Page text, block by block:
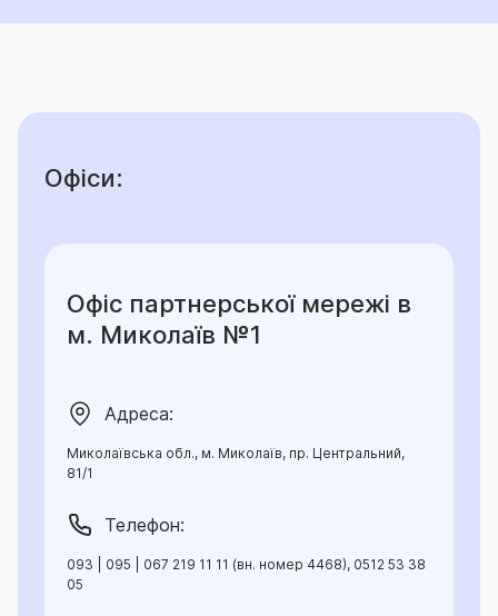
Офіси:
Офіс партнерської мережі в
м. Миколаїв №1
Адреса:
Миколаївська обл., м. Миколаїв, пр. Центральний,
81/1
Телефон:
093 | 095 | 067 219 11 11 (вн. номер 4468), 0512 53 38
05